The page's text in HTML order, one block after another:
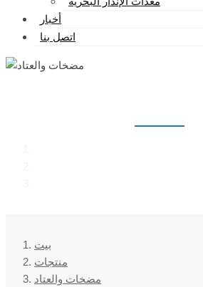
أخبار
اتصل بنا
بيت
منتجات
مضخات والعتاد